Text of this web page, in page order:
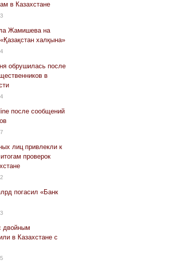
в Казахстане
Жамишева на
халқына»
обрушилась после
в
после сообщений
лиц привлекли к
проверок
погасил «Банк
двойным
в Казахстане с